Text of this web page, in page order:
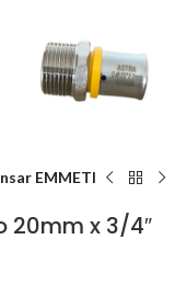
EMMETI
20mm x 3/4″